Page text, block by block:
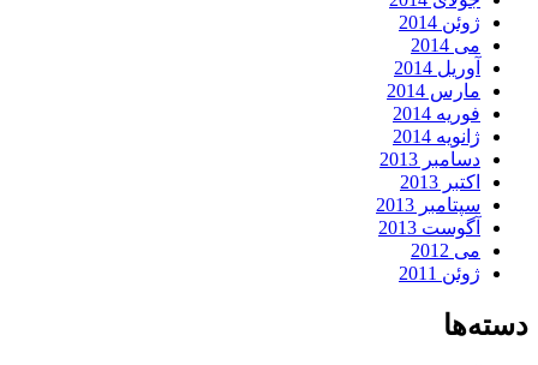
ژوئن 2014
می 2014
آوریل 2014
مارس 2014
فوریه 2014
ژانویه 2014
دسامبر 2013
اکتبر 2013
سپتامبر 2013
آگوست 2013
می 2012
ژوئن 2011
دسته‌ها